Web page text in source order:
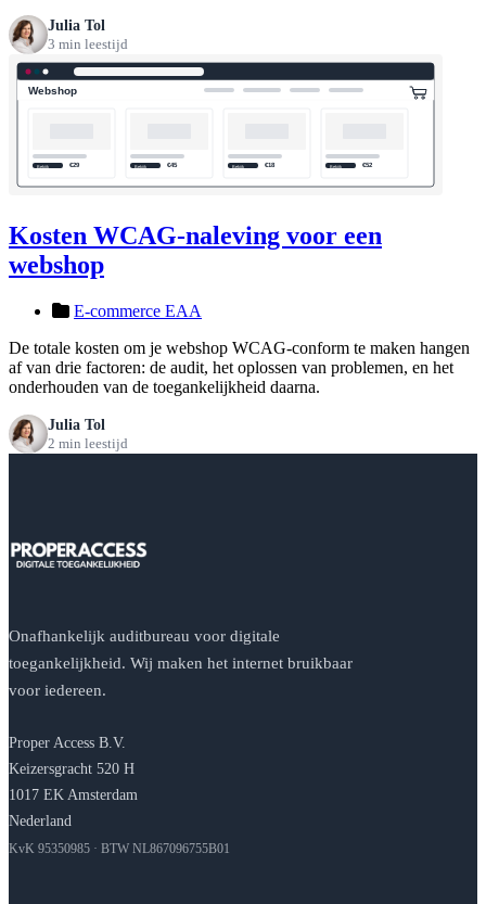
Julia Tol
3 min leestijd
Kosten WCAG-naleving voor een
webshop
E-commerce EAA
De totale kosten om je webshop WCAG-conform te maken hangen
af van drie factoren: de audit, het oplossen van problemen, en het
onderhouden van de toegankelijkheid daarna.
Julia Tol
2 min leestijd
Onafhankelijk auditbureau voor digitale
toegankelijkheid. Wij maken het internet bruikbaar
voor iedereen.
Proper Access B.V.
Keizersgracht 520 H
1017 EK Amsterdam
Nederland
KvK 95350985 · BTW NL867096755B01